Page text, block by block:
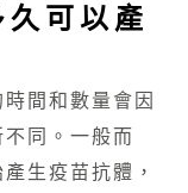
可以產
間和數量會因
同。一般而
生疫苗抗體，